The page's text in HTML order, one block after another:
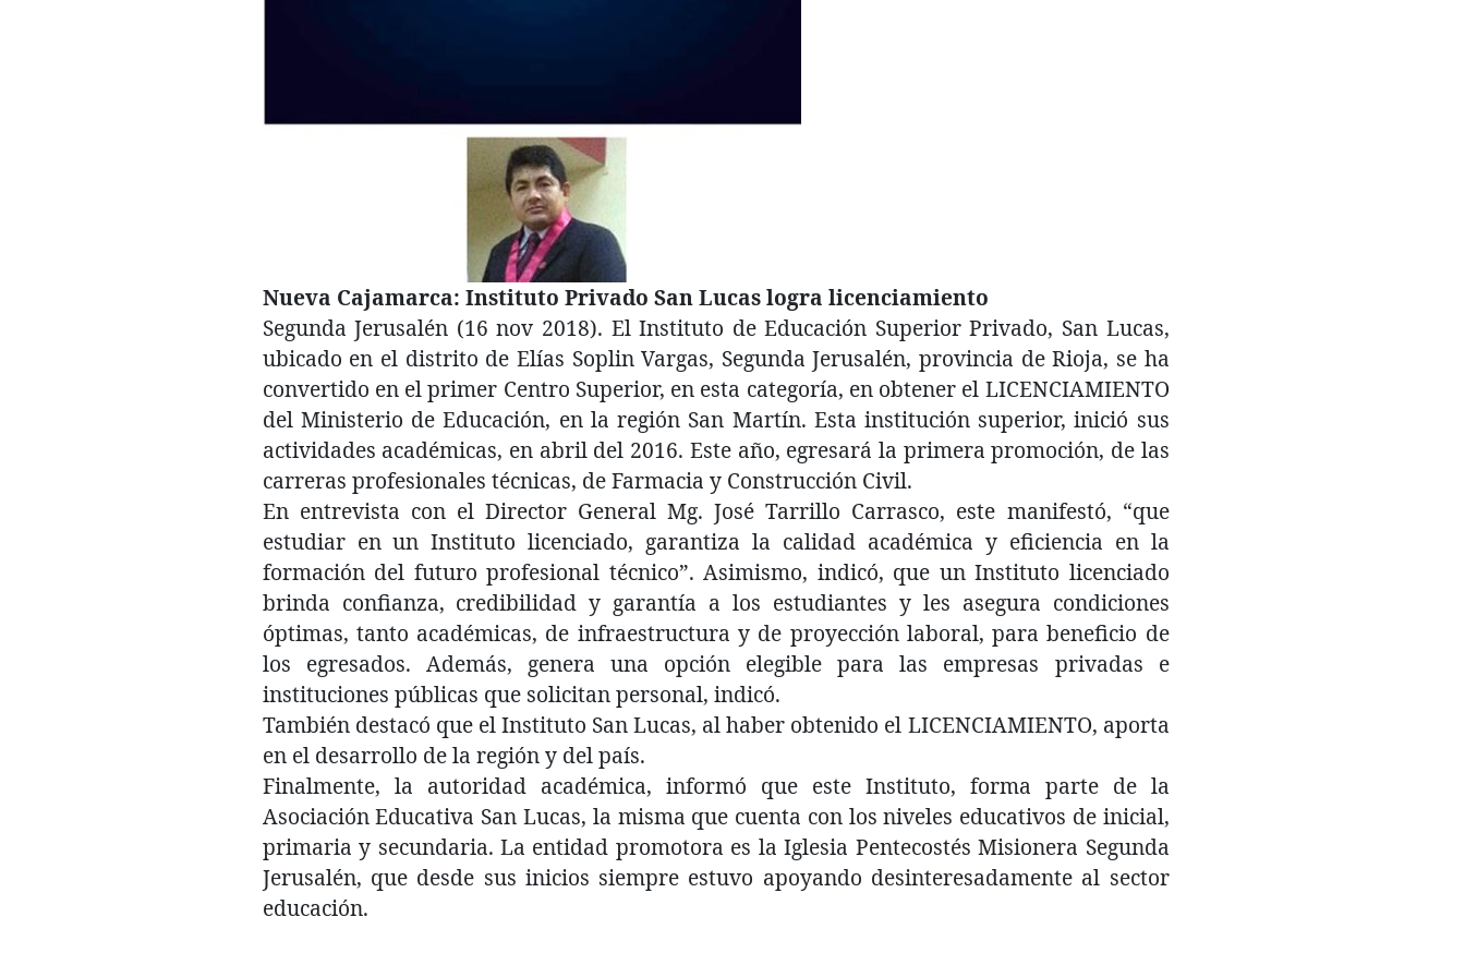
Nueva Cajamarca: Instituto Privado San Lucas logra licenciamiento
Segunda Jerusalén (16 nov 2018). El Instituto de Educación Superior Privado, San Lucas,
ubicado en el distrito de Elías Soplin Vargas, Segunda Jerusalén, provincia de Rioja, se ha
convertido en el primer Centro Superior, en esta categoría, en obtener el LICENCIAMIENTO
del Ministerio de Educación, en la región San Martín. Esta institución superior, inició sus
actividades académicas, en abril del 2016. Este año, egresará la primera promoción, de las
carreras profesionales técnicas, de Farmacia y Construcción Civil.
En entrevista con el Director General Mg. José Tarrillo Carrasco, este manifestó, “que
estudiar en un Instituto licenciado, garantiza la calidad académica y eficiencia en la
formación del futuro profesional técnico”. Asimismo, indicó, que un Instituto licenciado
brinda confianza, credibilidad y garantía a los estudiantes y les asegura condiciones
óptimas, tanto académicas, de infraestructura y de proyección laboral, para beneficio de
los egresados. Además, genera una opción elegible para las empresas privadas e
instituciones públicas que solicitan personal, indicó.
También destacó que el Instituto San Lucas, al haber obtenido el LICENCIAMIENTO, aporta
en el desarrollo de la región y del país.
Finalmente, la autoridad académica, informó que este Instituto, forma parte de la
Asociación Educativa San Lucas, la misma que cuenta con los niveles educativos de inicial,
primaria y secundaria. La entidad promotora es la Iglesia Pentecostés Misionera Segunda
Jerusalén, que desde sus inicios siempre estuvo apoyando desinteresadamente al sector
educación.